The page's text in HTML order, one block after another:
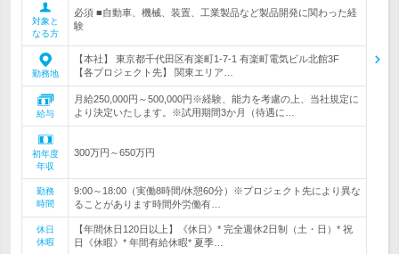
対象と
なる方
必須 ■自動車、機械、装置、工業製品など製品開発に関わった経
験
勤務地
【本社】 東京都千代田区有楽町1-7-1 有楽町電気ビル北館3F
【各プロジェクト先】 関東エリア…
給与
月給250,000円～500,000円※経験、能力を考慮の上、当社規定に
より決定いたします。※試用期間3か月（待遇に…
初年度
年収
300万円～650万円
勤務
時間
9:00～18:00（実働8時間/休憩60分）※プロジェクト先により異な
ることがあります時間外労働有…
休日
休暇
【年間休日120日以上】《休日》* 完全週休2日制（土・日）* 祝
日《休暇》* 年間有給休暇* 夏季…